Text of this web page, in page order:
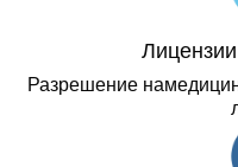
Разрешение